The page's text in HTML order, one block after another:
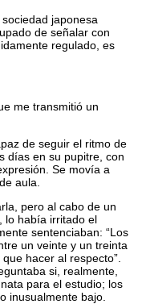
japonesa
de señalar con
regulado, es
me transmitió un
de seguir el ritmo de
días en su pupitre, con
Se movía a
aula.
pero al cabo de un
lo había irritado el
sentenciaban: “Los
un veinte y un treinta
hacer al respecto”.
si, realmente,
para el estudio; los
inusualmente bajo.